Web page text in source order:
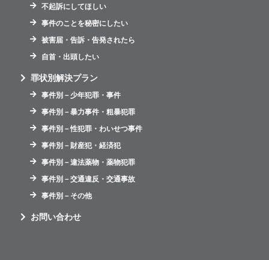
不起訴にしてほしい
事件のことを秘密にしたい
被害届・告訴・告発されたら
自首・出頭したい
罪状別解決プラン
事件別－少年犯罪・事件
事件別－暴力事件・粗暴犯罪
事件別－性犯罪・わいせつ事件
事件別－財産犯・経済犯
事件別－違法薬物・薬物犯罪
事件別－交通違反・交通事故
事件別－その他
お問い合わせ